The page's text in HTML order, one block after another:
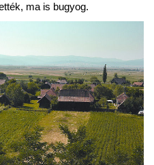
ma is bugyog.